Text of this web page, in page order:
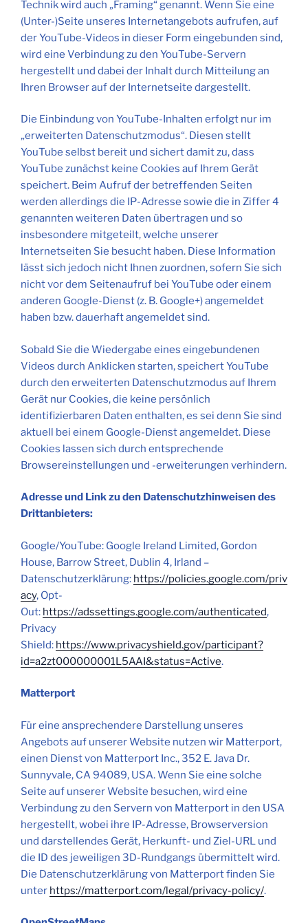
Technik wird auch „Framing“ genannt. Wenn Sie eine
(Unter-)Seite unseres Internetangebots aufrufen, auf
der YouTube-Videos in dieser Form eingebunden sind,
wird eine Verbindung zu den YouTube-Servern
hergestellt und dabei der Inhalt durch Mitteilung an
Ihren Browser auf der Internetseite dargestellt.
Die Einbindung von YouTube-Inhalten erfolgt nur im
„erweiterten Datenschutzmodus“. Diesen stellt
YouTube selbst bereit und sichert damit zu, dass
YouTube zunächst keine Cookies auf Ihrem Gerät
speichert. Beim Aufruf der betreffenden Seiten
werden allerdings die IP-Adresse sowie die in Ziffer 4
genannten weiteren Daten übertragen und so
insbesondere mitgeteilt, welche unserer
Internetseiten Sie besucht haben. Diese Information
lässt sich jedoch nicht Ihnen zuordnen, sofern Sie sich
nicht vor dem Seitenaufruf bei YouTube oder einem
anderen Google-Dienst (z. B. Google+) angemeldet
haben bzw. dauerhaft angemeldet sind.
Sobald Sie die Wiedergabe eines eingebundenen
Videos durch Anklicken starten, speichert YouTube
durch den erweiterten Datenschutzmodus auf Ihrem
Gerät nur Cookies, die keine persönlich
identifizierbaren Daten enthalten, es sei denn Sie sind
aktuell bei einem Google-Dienst angemeldet. Diese
Cookies lassen sich durch entsprechende
Browsereinstellungen und -erweiterungen verhindern.
Adresse und Link zu den Datenschutzhinweisen des
Drittanbieters:
Google/YouTube: Google Ireland Limited, Gordon
House, Barrow Street, Dublin 4, Irland –
Datenschutzerklärung: https://policies.google.com/priv
acy, Opt-
Out: https://adssettings.google.com/authenticated,
Privacy
Shield: https://www.privacyshield.gov/participant?
id=a2zt000000001L5AAI&status=Active.
Matterport
Für eine ansprechendere Darstellung unseres
Angebots auf unserer Website nutzen wir Matterport,
einen Dienst von Matterport Inc., 352 E. Java Dr.
Sunnyvale, CA 94089, USA. Wenn Sie eine solche
Seite auf unserer Website besuchen, wird eine
Verbindung zu den Servern von Matterport in den USA
hergestellt, wobei ihre IP-Adresse, Browserversion
und darstellendes Gerät, Herkunft- und Ziel-URL und
die ID des jeweiligen 3D-Rundgangs übermittelt wird.
Die Datenschutzerklärung von Matterport finden Sie
unter https://matterport.com/legal/privacy-policy/.